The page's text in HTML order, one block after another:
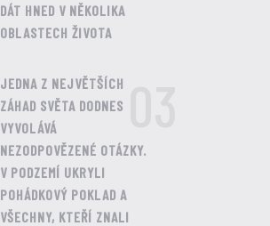
DÁT HNED V NĚKOLIKA
OBLASTECH ŽIVOTA
JEDNA Z NEJVĚTŠÍCH
ZÁHAD SVĚTA DODNES
VYVOLÁVÁ
NEZODPOVĚZENÉ OTÁZKY.
V PODZEMÍ UKRYLI
POHÁDKOVÝ POKLAD A
VŠECHNY, KTEŘÍ ZNALI